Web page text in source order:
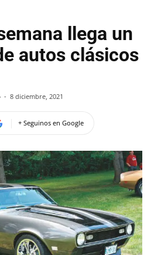
llega un
autos clásicos
- 8 diciembre, 2021
+ Seguinos en Google